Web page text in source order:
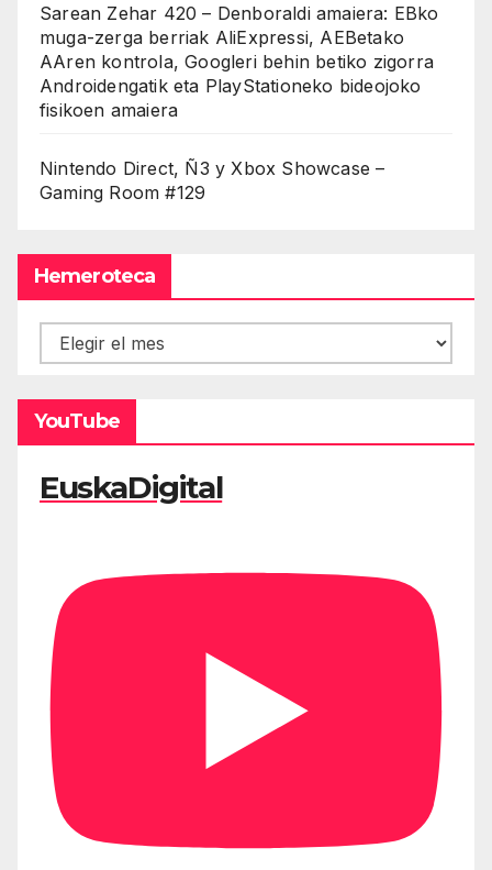
Sarean Zehar 420 – Denboraldi amaiera: EBko
muga-zerga berriak AliExpressi, AEBetako
AAren kontrola, Googleri behin betiko zigorra
Androidengatik eta PlayStationeko bideojoko
fisikoen amaiera
Nintendo Direct, Ñ3 y Xbox Showcase –
Gaming Room #129
Hemeroteca
Hemeroteca
YouTube
EuskaDigital